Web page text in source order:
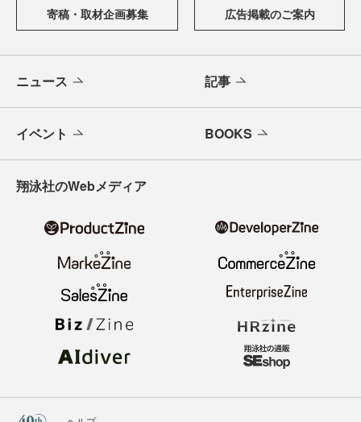
寄稿・取材企画募集 広告掲載のご案内
ニュース 記事
イベント BOOKS
翔泳社のWebメディア